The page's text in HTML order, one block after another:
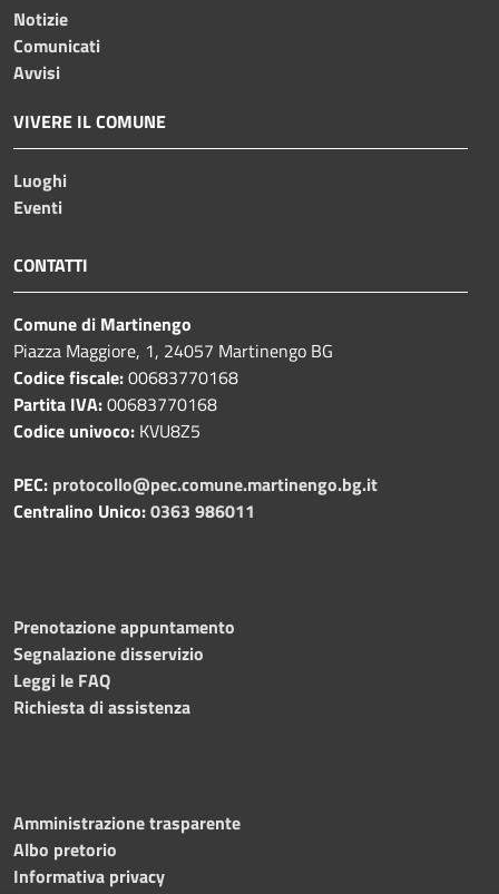
Notizie
Comunicati
Avvisi
VIVERE IL COMUNE
Luoghi
Eventi
CONTATTI
Comune di Martinengo
Piazza Maggiore, 1, 24057 Martinengo BG
Codice fiscale:00683770168
Partita IVA:00683770168
Codice univoco: KVU8Z5
PEC: protocollo@pec.comune.martinengo.bg.it
Centralino Unico:0363 986011
Prenotazione appuntamento
Segnalazione disservizio
Leggi le FAQ
Richiesta di assistenza
Amministrazione trasparente
Albo pretorio
Informativa privacy